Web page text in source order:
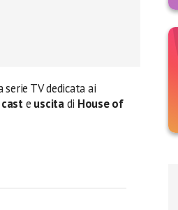
serie TV dedicata ai
caste uscitadi House of